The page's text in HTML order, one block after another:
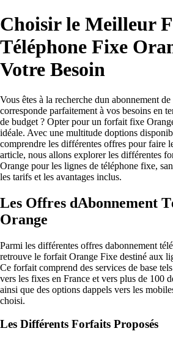
Choisir le Meilleur
Téléphone Fixe
Votre Besoin
Vous êtes à la recherche dun abonnement
corresponde parfaitement à vos besoins en
de budget ? Opter pour un forfait fixe
idéale. Avec une multitude doptions
comprendre les différentes offres pour faire
article, nous allons explorer les différentes
Orange pour les lignes de téléphone fixe,
les tarifs et les avantages inclus.
Les Offres dAbonnement
Orange
Parmi les différentes offres dabonnement
retrouve le forfait Orange Fixe destiné aux
Ce forfait comprend des services de base
vers les fixes en France et vers plus de 100
ainsi que des options dappels vers les
choisi.
Les Différents Forfaits Proposés